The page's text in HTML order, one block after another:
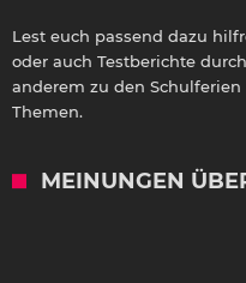
Lest euch passend dazu
oder auch Testberichte
anderem zu den
Themen.
MEINUNGEN